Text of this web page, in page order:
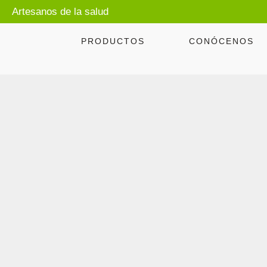
Artesanos de la salud
PRODUCTOS CONÓCENOS